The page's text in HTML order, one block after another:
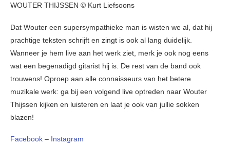
WOUTER THIJSSEN © Kurt Liefsoons
Dat Wouter een supersympathieke man is wisten we al, dat hij
prachtige teksten schrijft en zingt is ook al lang duidelijk.
Wanneer je hem live aan het werk ziet, merk je ook nog eens
wat een begenadigd gitarist hij is. De rest van de band ook
trouwens! Oproep aan alle connaisseurs van het betere
muzikale werk: ga bij een volgend live optreden naar Wouter
Thijssen kijken en luisteren en laat je ook van jullie sokken
blazen!
Facebook – Instagram